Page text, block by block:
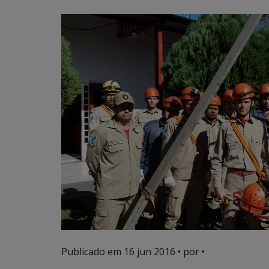
Publicado em 16 jun 2016 • por •